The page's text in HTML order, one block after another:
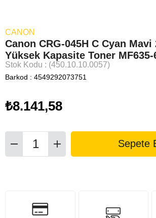
CANON
Canon CRG-045H C Cyan Mavi
Yüksek Kapasite Toner MF635-
Stok Kodu (450.10.10.0057)
Barkod : 4549292073751
₺8.141,58